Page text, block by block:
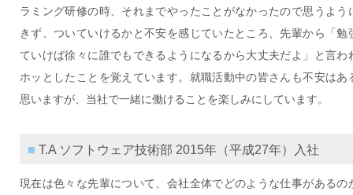
ラミング研修の時、それまでやったことがなかったので思うよう
きず、ついていけるかと不安を感じていたところ、先輩から「勉
ていけば徐々に誰でもできるようになるから大丈夫だよ」と言わ
ホッとしたことを覚えています。就職活動中の皆さんも不安はあ
思いますが、当社で一緒に働けることを楽しみにしています。
■ T.A ソフトウェア技術部 2015年（平成27年）入社
現在は色々な先輩について、会社全体でどのような仕事があるの